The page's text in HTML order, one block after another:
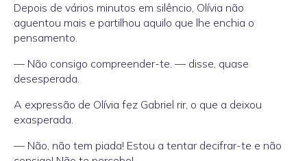
Depois de vários minutos em silêncio, Olívia não
aguentou mais e partilhou aquilo que lhe enchia o
pensamento.
— Não consigo compreender-te. — disse, quase
desesperada.
A expressão de Olívia fez Gabriel rir, o que a deixou
exasperada.
— Não, não tem piada! Estou a tentar decifrar-te e não